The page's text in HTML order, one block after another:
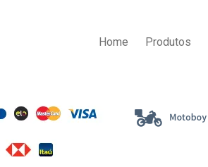
Home Produtos
ENTREGA